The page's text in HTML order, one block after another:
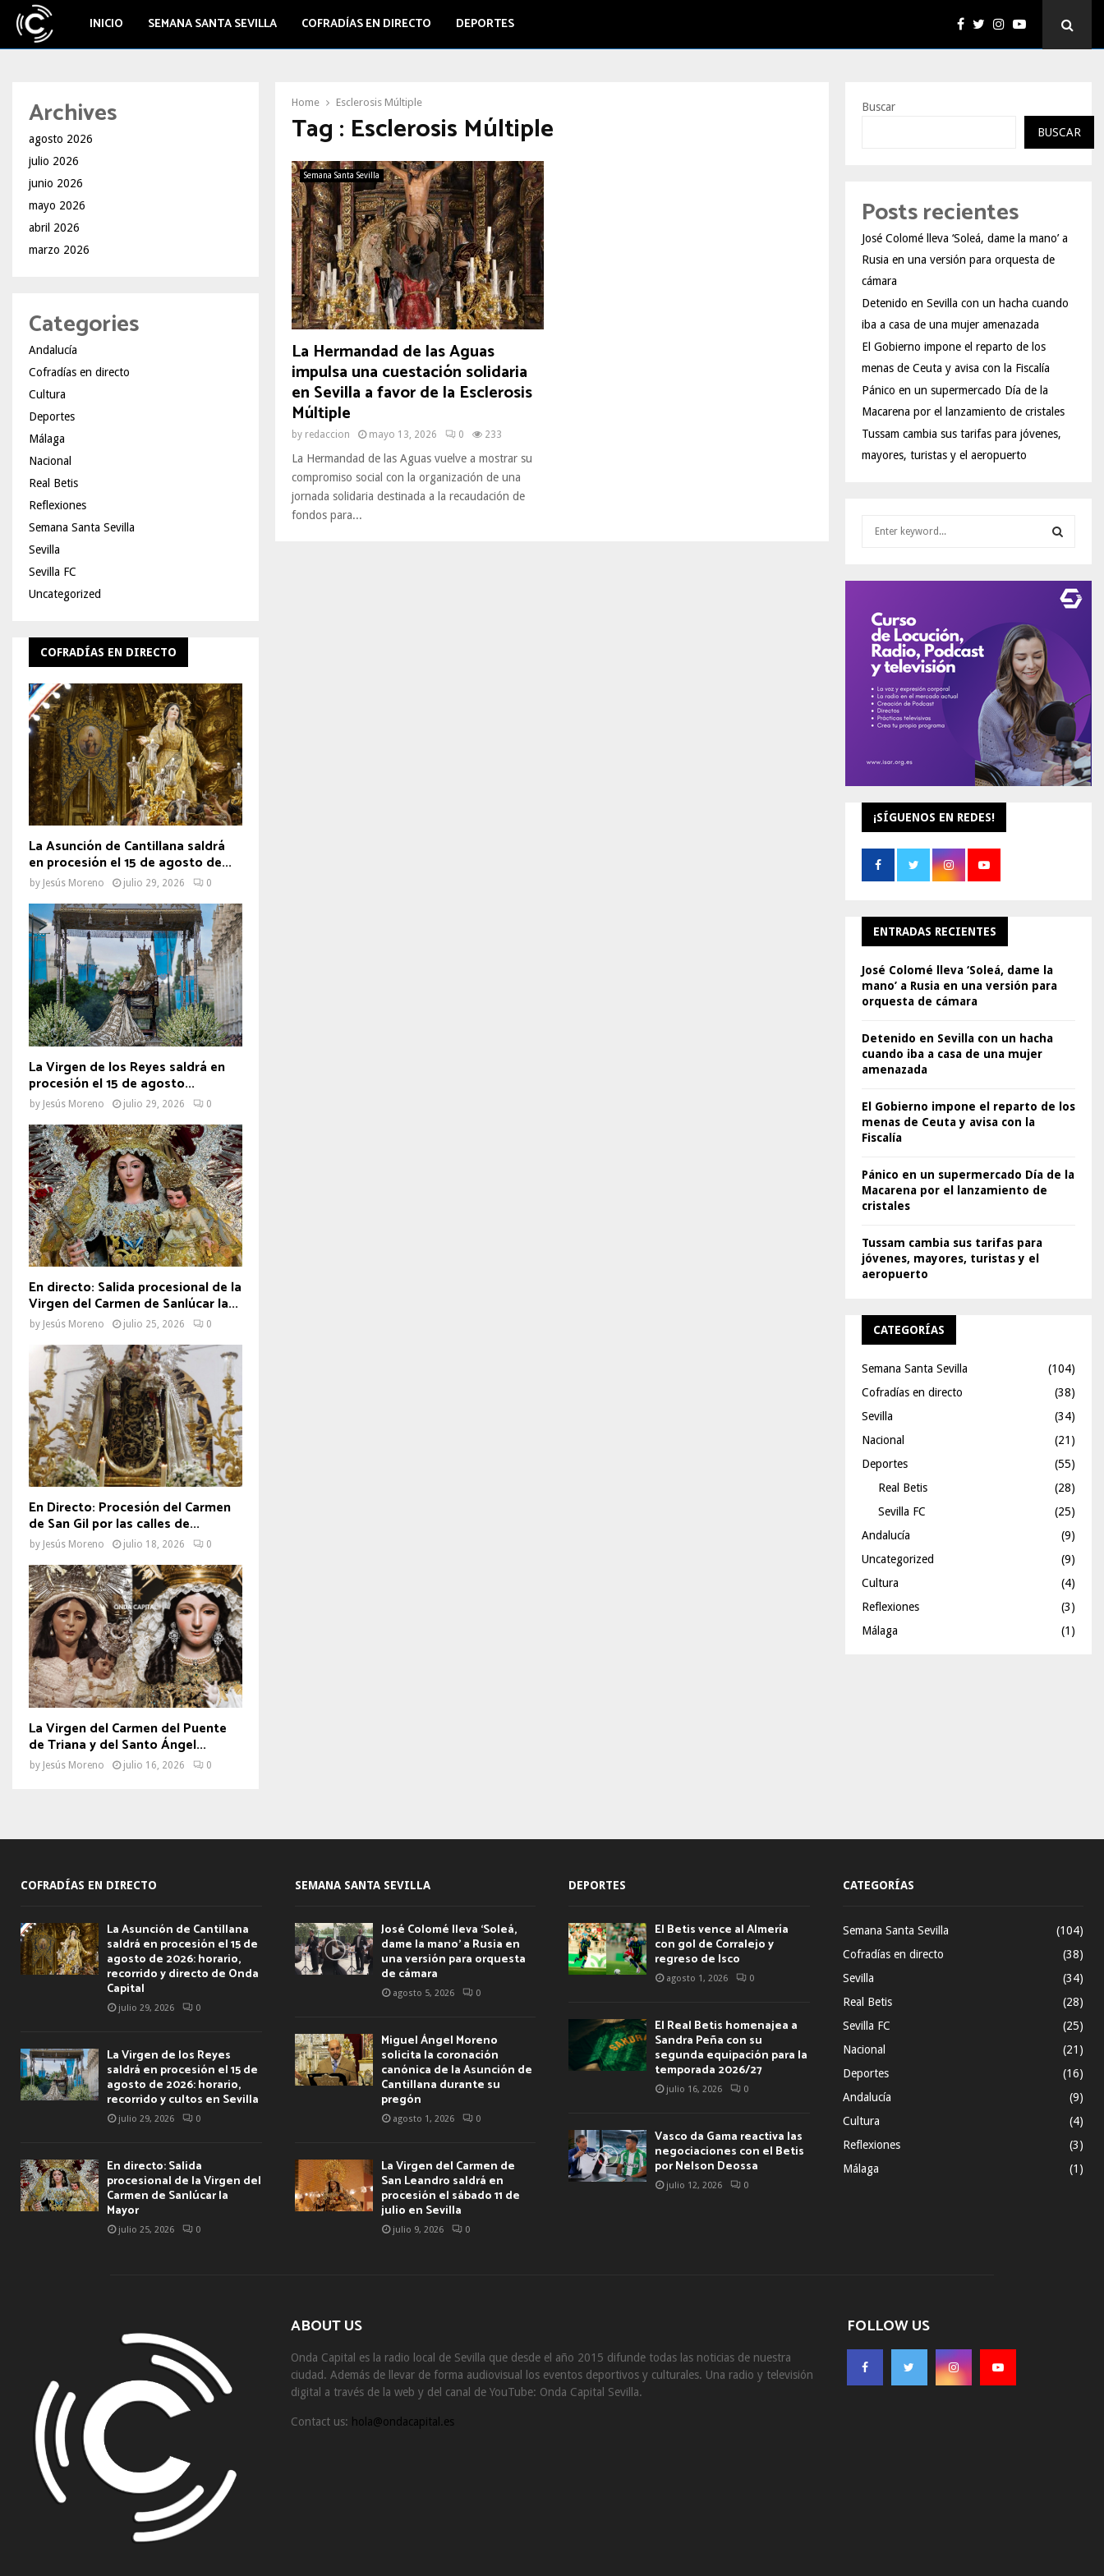
INICIO SEMANA SANTA SEVILLA COFRADÍAS EN DIRECTO DEPORTES
Home Esclerosis Múltiple
Tag : Esclerosis Múltiple
Semana Santa Sevilla
La Hermandad de las Aguas
impulsa una cuestación solidaria
en Sevilla a favor de la Esclerosis
Múltiple
by redaccion mayo 13, 2026 0 233
La Hermandad de las Aguas vuelve a mostrar su
compromiso social con la organización de una
jornada solidaria destinada a la recaudación de
fondos para...
Archives
agosto 2026
julio 2026
junio 2026
mayo 2026
abril 2026
marzo 2026
Categories
Andalucía
Cofradías en directo
Cultura
Deportes
Málaga
Nacional
Real Betis
Reflexiones
Semana Santa Sevilla
Sevilla
Sevilla FC
Uncategorized
COFRADÍAS EN DIRECTO
La Asunción de Cantillana saldrá
en procesión el 15 de agosto de...
by Jesús Moreno julio 29, 2026 0
La Virgen de los Reyes saldrá en
procesión el 15 de agosto...
by Jesús Moreno julio 29, 2026 0
En directo: Salida procesional de la
Virgen del Carmen de Sanlúcar la...
by Jesús Moreno julio 25, 2026 0
En Directo: Procesión del Carmen
de San Gil por las calles de...
by Jesús Moreno julio 18, 2026 0
La Virgen del Carmen del Puente
de Triana y del Santo Ángel...
by Jesús Moreno julio 16, 2026 0
Buscar
BUSCAR
Posts recientes
José Colomé lleva ‘Soleá, dame la mano’ a
Rusia en una versión para orquesta de
cámara
Detenido en Sevilla con un hacha cuando
iba a casa de una mujer amenazada
El Gobierno impone el reparto de los
menas de Ceuta y avisa con la Fiscalía
Pánico en un supermercado Día de la
Macarena por el lanzamiento de cristales
Tussam cambia sus tarifas para jóvenes,
mayores, turistas y el aeropuerto
C
H
¡SÍGUENOS EN REDES!
ENTRADAS RECIENTES
José Colomé lleva ‘Soleá, dame la
mano’ a Rusia en una versión para
orquesta de cámara
Detenido en Sevilla con un hacha
cuando iba a casa de una mujer
amenazada
El Gobierno impone el reparto de los
menas de Ceuta y avisa con la
Fiscalía
Pánico en un supermercado Día de la
Macarena por el lanzamiento de
cristales
Tussam cambia sus tarifas para
jóvenes, mayores, turistas y el
aeropuerto
CATEGORÍAS
Semana Santa Sevilla
(104)
Cofradías en directo
(38)
Sevilla
(34)
Nacional
(21)
Deportes
(55)
Real Betis
(28)
Sevilla FC
(25)
Andalucía
(9)
Uncategorized
(9)
Cultura
(4)
Reflexiones
(3)
Málaga
(1)
COFRADÍAS EN DIRECTO
La Asunción de Cantillana
saldrá en procesión el 15 de
agosto de 2026: horario,
recorrido y directo de Onda
Capital
julio 29, 2026 0
La Virgen de los Reyes
saldrá en procesión el 15 de
agosto de 2026: horario,
recorrido y cultos en Sevilla
julio 29, 2026 0
En directo: Salida
procesional de la Virgen del
Carmen de Sanlúcar la
Mayor
julio 25, 2026 0
SEMANA SANTA SEVILLA
José Colomé lleva ‘Soleá,
dame la mano’ a Rusia en
una versión para orquesta
de cámara
agosto 5, 2026 0
Miguel Ángel Moreno
solicita la coronación
canónica de la Asunción de
Cantillana durante su
pregón
agosto 1, 2026 0
La Virgen del Carmen de
San Leandro saldrá en
procesión el sábado 11 de
julio en Sevilla
julio 9, 2026 0
DEPORTES
El Betis vence al Almería
con gol de Corralejo y
regreso de Isco
agosto 1, 2026 0
El Real Betis homenajea a
Sandra Peña con su
segunda equipación para la
temporada 2026/27
julio 16, 2026 0
Vasco da Gama reactiva las
negociaciones con el Betis
por Nelson Deossa
julio 12, 2026 0
CATEGORÍAS
Semana Santa Sevilla
(104)
Cofradías en directo
(38)
Sevilla
(34)
Real Betis
(28)
Sevilla FC
(25)
Nacional
(21)
Deportes
(16)
Andalucía
(9)
Cultura
(4)
Reflexiones
(3)
Málaga
(1)
ABOUT US
Onda Capital es la radio local de Sevilla que desde el año 2015 difunde todas las noticias de nuestra
ciudad. Además de llevar de forma audiovisual los eventos deportivos y culturales. Una radio y televisión
digital a través de la web y del canal de YouTube: Onda Capital Sevilla.
Contact us: hola@ondacapital.es
FOLLOW US